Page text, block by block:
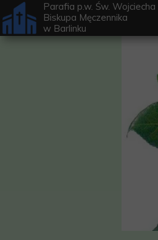
Parafia p.w. Św. Wojciecha
Biskupa Męczennika
w Barlinku